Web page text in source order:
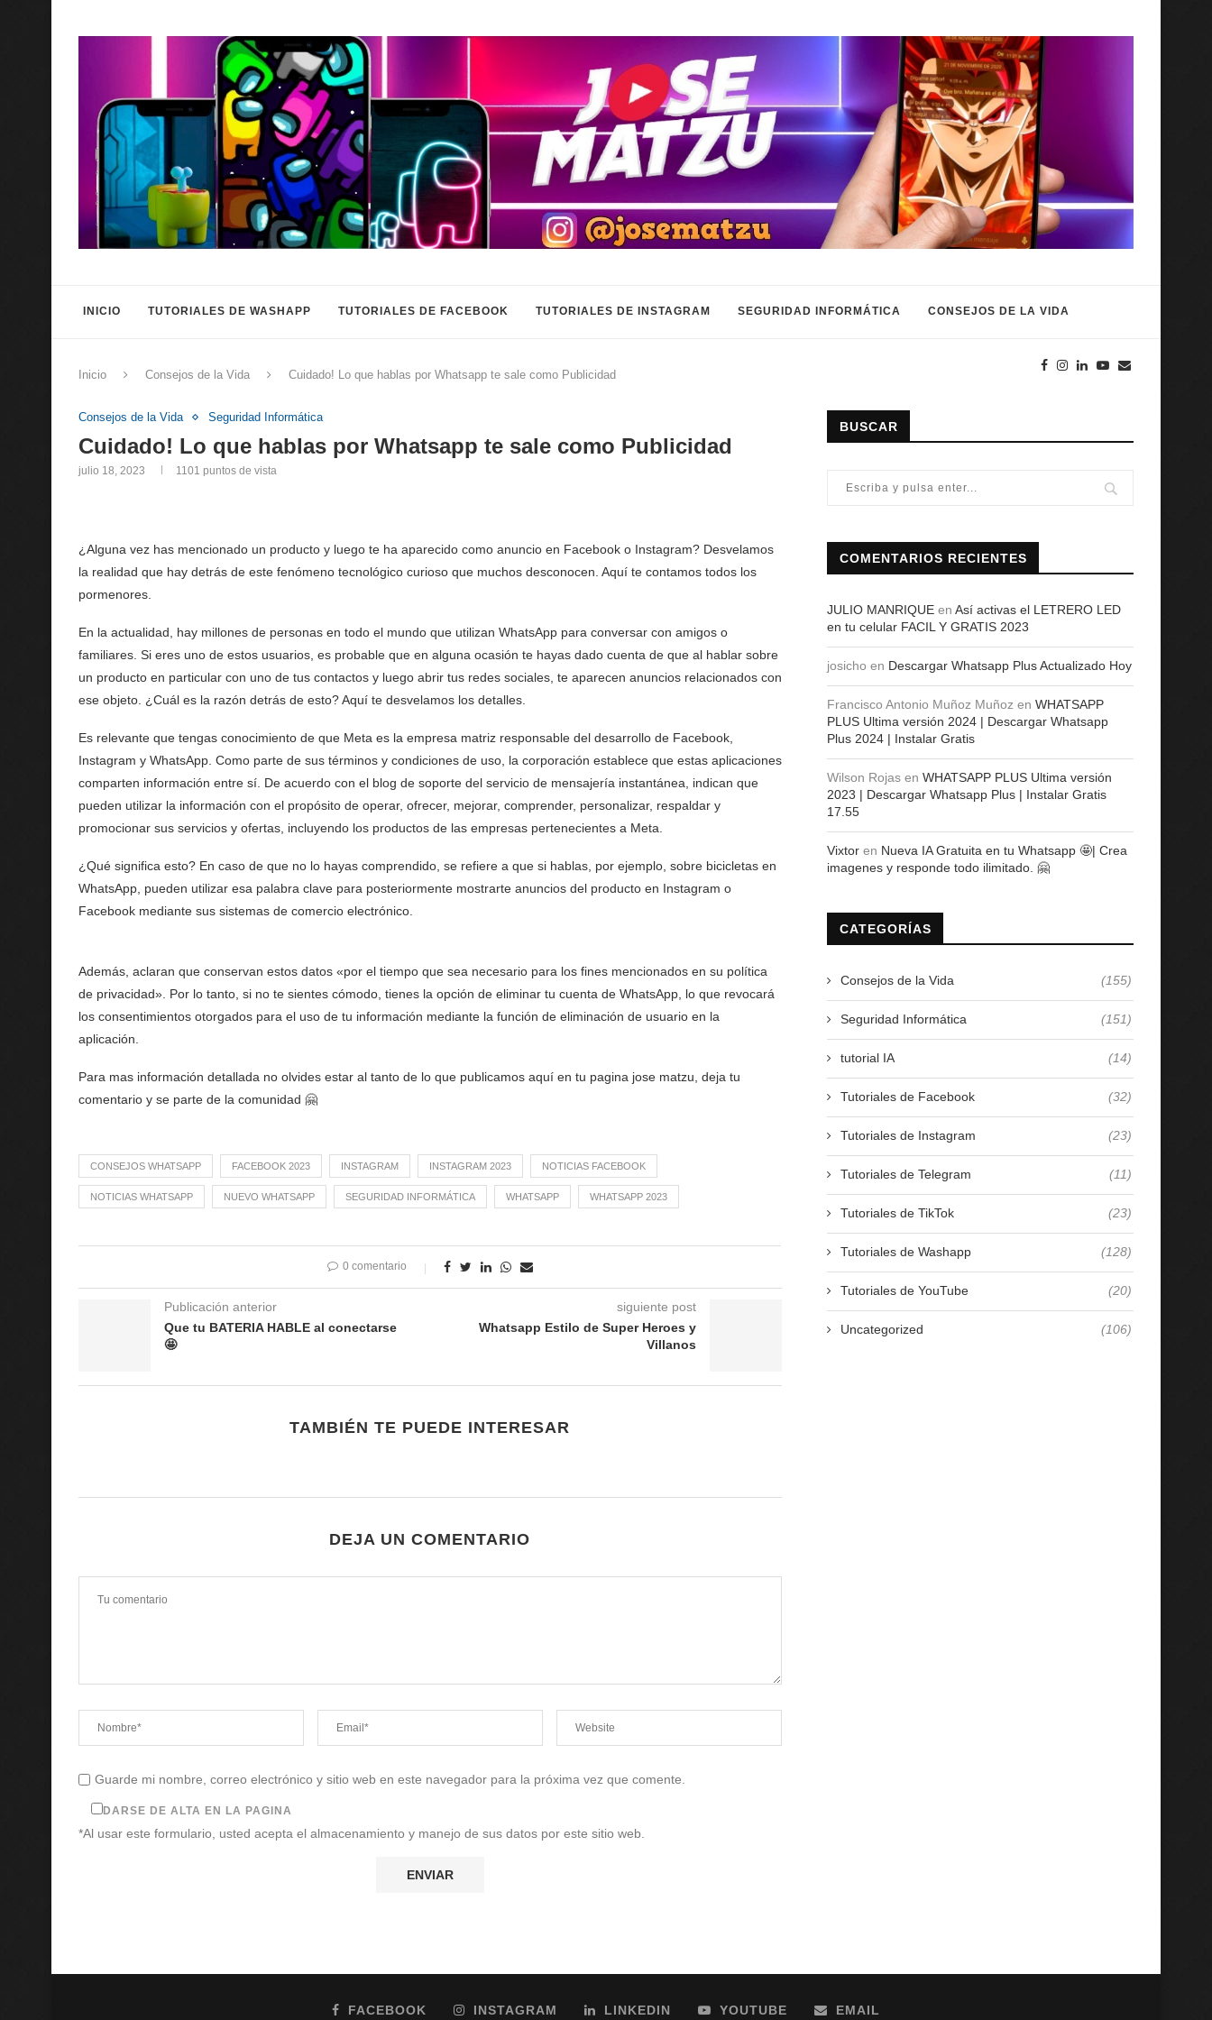
INICIO TUTORIALES DE WASHAPP TUTORIALES DE FACEBOOK TUTORIALES DE INSTAGRAM SEGURIDAD INFORMÁTICA CONSEJOS DE LA VIDA
Inicio Consejos de la Vida Cuidado! Lo que hablas por Whatsapp te sale como Publicidad
Consejos de la Vida Seguridad Informática
Cuidado! Lo que hablas por Whatsapp te sale como Publicidad
julio 18, 2023 1101 puntos de vista
¿Alguna vez has mencionado un producto y luego te ha aparecido como anuncio en Facebook o Instagram? Desvelamos
la realidad que hay detrás de este fenómeno tecnológico curioso que muchos desconocen. Aquí te contamos todos los
pormenores.
En la actualidad, hay millones de personas en todo el mundo que utilizan WhatsApp para conversar con amigos o
familiares. Si eres uno de estos usuarios, es probable que en alguna ocasión te hayas dado cuenta de que al hablar sobre
un producto en particular con uno de tus contactos y luego abrir tus redes sociales, te aparecen anuncios relacionados con
ese objeto. ¿Cuál es la razón detrás de esto? Aquí te desvelamos los detalles.
Es relevante que tengas conocimiento de que Meta es la empresa matriz responsable del desarrollo de Facebook,
Instagram y WhatsApp. Como parte de sus términos y condiciones de uso, la corporación establece que estas aplicaciones
comparten información entre sí. De acuerdo con el blog de soporte del servicio de mensajería instantánea, indican que
pueden utilizar la información con el propósito de operar, ofrecer, mejorar, comprender, personalizar, respaldar y
promocionar sus servicios y ofertas, incluyendo los productos de las empresas pertenecientes a Meta.
¿Qué significa esto? En caso de que no lo hayas comprendido, se refiere a que si hablas, por ejemplo, sobre bicicletas en
WhatsApp, pueden utilizar esa palabra clave para posteriormente mostrarte anuncios del producto en Instagram o
Facebook mediante sus sistemas de comercio electrónico.
Además, aclaran que conservan estos datos «por el tiempo que sea necesario para los fines mencionados en su política
de privacidad». Por lo tanto, si no te sientes cómodo, tienes la opción de eliminar tu cuenta de WhatsApp, lo que revocará
los consentimientos otorgados para el uso de tu información mediante la función de eliminación de usuario en la
aplicación.
Para mas información detallada no olvides estar al tanto de lo que publicamos aquí en tu pagina jose matzu, deja tu
comentario y se parte de la comunidad 🤗
CONSEJOS WHATSAPP FACEBOOK 2023 INSTAGRAM INSTAGRAM 2023 NOTICIAS FACEBOOK
NOTICIAS WHATSAPP NUEVO WHATSAPP SEGURIDAD INFORMÁTICA WHATSAPP WHATSAPP 2023
0 comentario
Publicación anterior
Que tu BATERIA HABLE al conectarse
🤩
siguiente post
Whatsapp Estilo de Super Heroes y
Villanos
TAMBIÉN TE PUEDE INTERESAR
DEJA UN COMENTARIO
Guarde mi nombre, correo electrónico y sitio web en este navegador para la próxima vez que comente.
DARSE DE ALTA EN LA PAGINA
*Al usar este formulario, usted acepta el almacenamiento y manejo de sus datos por este sitio web.
BUSCAR
COMENTARIOS RECIENTES
JULIO MANRIQUE en Así activas el LETRERO LED
en tu celular FACIL Y GRATIS 2023
josicho en Descargar Whatsapp Plus Actualizado Hoy
Francisco Antonio Muñoz Muñoz en WHATSAPP
PLUS Ultima versión 2024 | Descargar Whatsapp
Plus 2024 | Instalar Gratis
Wilson Rojas en WHATSAPP PLUS Ultima versión
2023 | Descargar Whatsapp Plus | Instalar Gratis
17.55
Vixtor en Nueva IA Gratuita en tu Whatsapp 🤩| Crea
imagenes y responde todo ilimitado. 🤗
CATEGORÍAS
Consejos de la Vida (155)
Seguridad Informática (151)
tutorial IA (14)
Tutoriales de Facebook (32)
Tutoriales de Instagram (23)
Tutoriales de Telegram (11)
Tutoriales de TikTok (23)
Tutoriales de Washapp (128)
Tutoriales de YouTube (20)
Uncategorized (106)
FACEBOOK INSTAGRAM LINKEDIN YOUTUBE EMAIL